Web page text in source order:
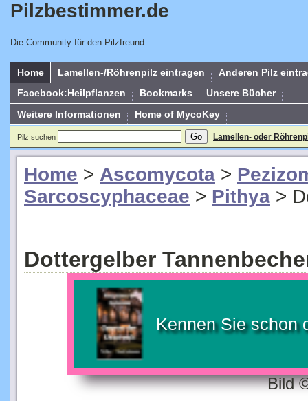
Pilzbestimmer.de
Die Community für den Pilzfreund
Home Lamellen-/Röhrenpilz eintragen
Anderen Pilz
Facebook:Heilpflanzen
Bookmarks
Unsere Bücher
Weitere Informationen
Home of MycoKey
Pilz suchen Lamellen- oder
Home > Ascomycota >
Sarcoscyphaceae > Pithya >
Dottergelber
Kennen Sie schon
Bild